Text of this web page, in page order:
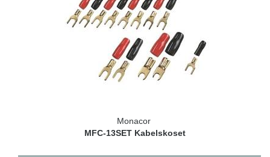
Monacor
MFC-13SET Kabelskoset